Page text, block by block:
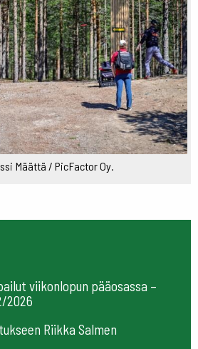
Määttä / PicFactor Oy.
viikonlopun pääosassa –
2026
Riikka Salmen